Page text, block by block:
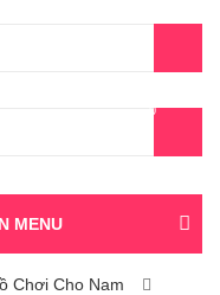
0
MENU
Chơi Cho Nam